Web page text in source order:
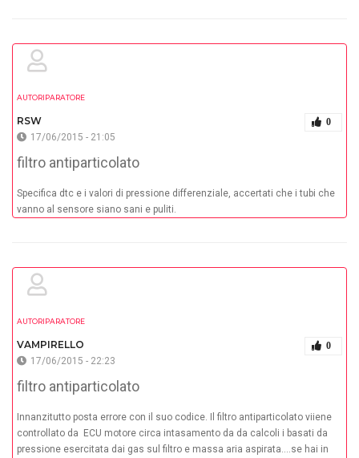
AUTORIPARATORE
RSW 0
17/06/2015 - 21:05
filtro antiparticolato
Specifica dtc e i valori di pressione differenziale, accertati che i tubi che
vanno al sensore siano sani e puliti.
AUTORIPARATORE
VAMPIRELLO 0
17/06/2015 - 22:23
filtro antiparticolato
Innanzitutto posta errore con il suo codice. Il filtro antiparticolato viiene
controllato da ECU motore circa intasamento da da calcoli i basati da
pressione esercitata dai gas sul filtro e massa aria aspirata....se hai in